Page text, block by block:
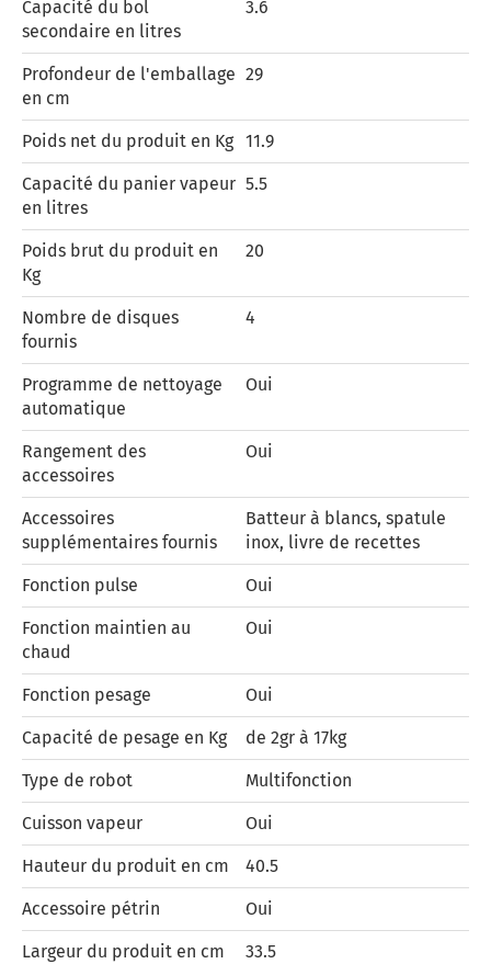
Capacité du bol
secondaire en litres
3.6
Profondeur de l'emballage
en cm
29
Poids net du produit en Kg 11.9
Capacité du panier vapeur
en litres
5.5
Poids brut du produit en
Kg
20
Nombre de disques
fournis
4
Programme de nettoyage
automatique
Oui
Rangement des
accessoires
Oui
Accessoires
supplémentaires fournis
Batteur à blancs, spatule
inox, livre de recettes
Fonction pulse Oui
Fonction maintien au
chaud
Oui
Fonction pesage Oui
Capacité de pesage en Kg de 2gr à 17kg
Type de robot Multifonction
Cuisson vapeur Oui
Hauteur du produit en cm 40.5
Accessoire pétrin Oui
Largeur du produit en cm 33.5